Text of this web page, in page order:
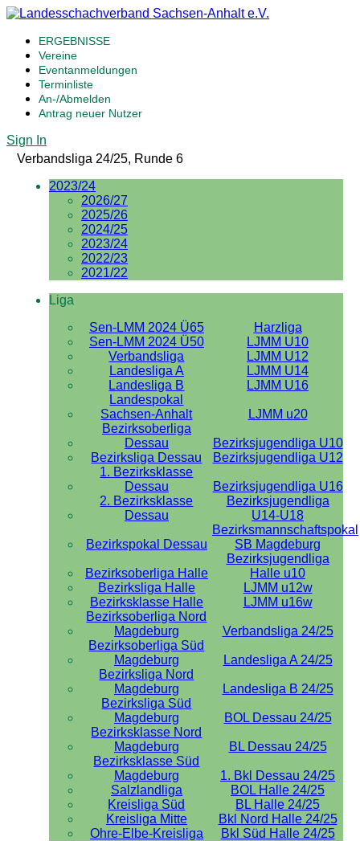
ERGEBNISSE
Vereine
Eventanmeldungen
Terminliste
An-/Abmelden
Antrag neuer Nutzer
Sign In
Verbandsliga 24/25, Runde 6
2023/24
2026/27
2025/26
2024/25
2023/24
2022/23
2021/22
Liga
Sen-LMM 2024 Ü65
Harzliga
Sen-LMM 2024 Ü50
LJMM U10
Verbandsliga
LJMM U12
Landesliga A
LJMM U14
Landesliga B
LJMM U16
Landespokal
Sachsen-Anhalt
LJMM u20
Bezirksoberliga
Dessau
Bezirksjugendliga U10
Bezirksliga Dessau
Bezirksjugendliga U12
1. Bezirksklasse
Dessau
Bezirksjugendliga U16
2. Bezirksklasse
Dessau
Bezirksjugendliga
U14-U18
Bezirkspokal Dessau
Bezirksmannschaftspokal
SB Magdeburg
Bezirksoberliga Halle
Bezirksjugendliga
Halle u10
Bezirksliga Halle
LJMM u12w
Bezirksklasse Halle
LJMM u16w
Bezirksoberliga Nord
Magdeburg
Verbandsliga 24/25
Bezirksoberliga Süd
Magdeburg
Landesliga A 24/25
Bezirksliga Nord
Magdeburg
Landesliga B 24/25
Bezirksliga Süd
Magdeburg
BOL Dessau 24/25
Bezirksklasse Nord
Magdeburg
BL Dessau 24/25
Bezirksklasse Süd
Magdeburg
1. Bkl Dessau 24/25
Salzlandliga
BOL Halle 24/25
Kreisliga Süd
BL Halle 24/25
Kreisliga Mitte
Bkl Nord Halle 24/25
Ohre-Elbe-Kreisliga
Bkl Süd Halle 24/25